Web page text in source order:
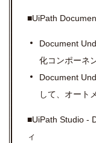
■UiPath
Document
化コンポーネ
Document
して、オート
■UiPath Studio -
ィ